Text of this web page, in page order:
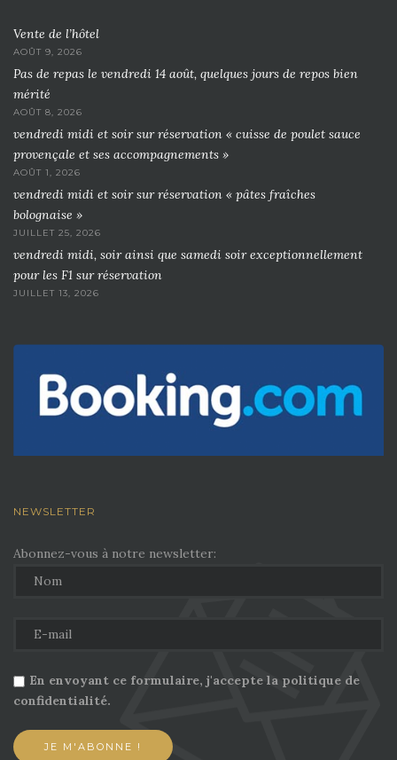
Vente de l’hôtel
AOÛT 9, 2026
Pas de repas le vendredi 14 août, quelques jours de repos bien
mérité
AOÛT 8, 2026
vendredi midi et soir sur réservation « cuisse de poulet sauce
provençale et ses accompagnements »
AOÛT 1, 2026
vendredi midi et soir sur réservation « pâtes fraîches
bolognaise »
JUILLET 25, 2026
vendredi midi, soir ainsi que samedi soir exceptionnellement
pour les F1 sur réservation
JUILLET 13, 2026
NEWSLETTER
Abonnez-vous à notre newsletter:
En envoyant ce formulaire, j'accepte la politique de
confidentialité.